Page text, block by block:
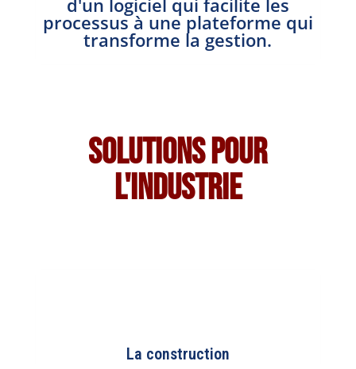
processus à une plateforme qui
transforme la gestion.
Solutions pour
l'industrie
La construction